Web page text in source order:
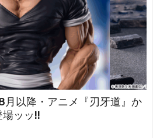
以降・アニメ『刃牙道』か
場ッッ!!